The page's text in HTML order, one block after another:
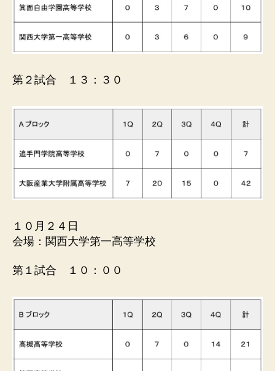
第２試合 １３：３０
１０月２４日
会場：関西大学第一高等学校
第１試合 １０：００